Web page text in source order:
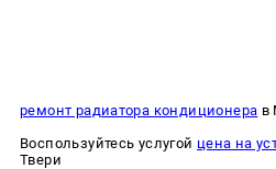
ремонт радиатора кондиционера в
Воспользуйтесь услугой цена на
Твери